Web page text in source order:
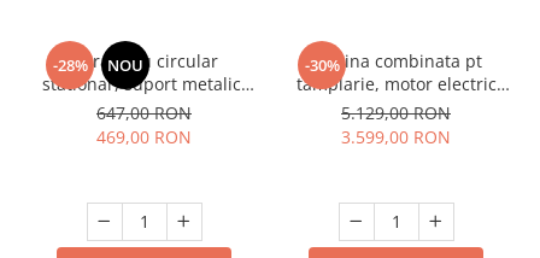
-28% NOU
Fierastrau circular
stationar, suport metalic,
800W, 2950Rpm, Procraft
KR2600, 220V,
647,00 RON
469,00 RON
-30%
Masina combinata pt
tamplarie, motor electric
asincron, 2200W, Raider
RD-CWM01, Profesional
5.129,00 RON
3.599,00 RON